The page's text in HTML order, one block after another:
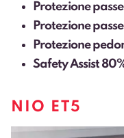
Protezione
Protezione
Protezione
Safety Assist
NIO ET5